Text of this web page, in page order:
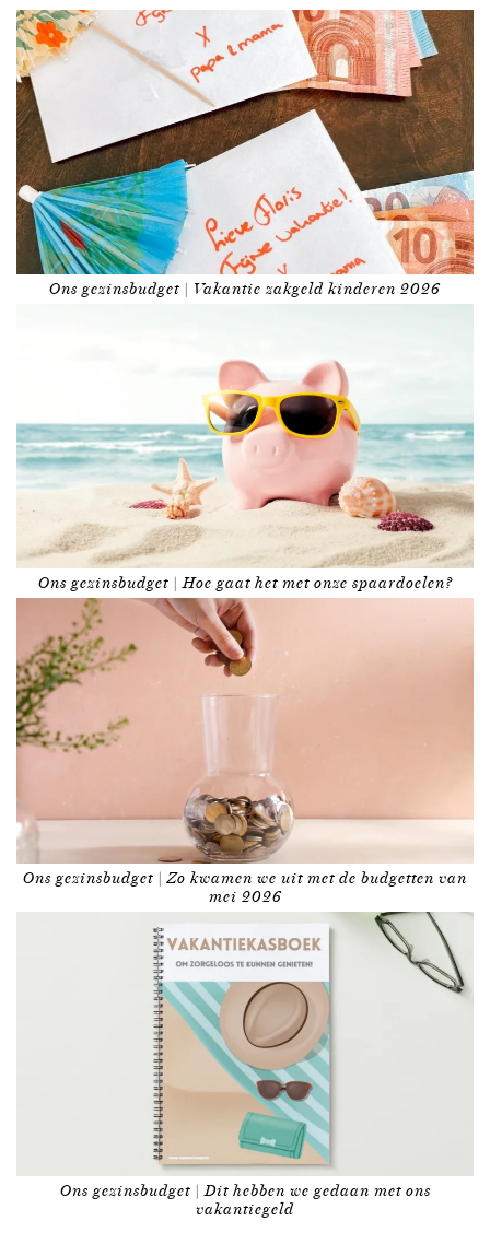
Ons gezinsbudget | Vakantie zakgeld kinderen 2026
Ons gezinsbudget | Hoe gaat het met onze spaardoelen?
Ons gezinsbudget | Zo kwamen we uit met de budgetten van
mei 2026
Ons gezinsbudget | Dit hebben we gedaan met ons
vakantiegeld